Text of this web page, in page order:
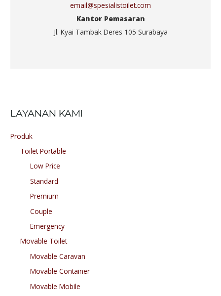
email@spesialistoilet.com
Kantor Pemasaran
Jl. Kyai Tambak Deres 105 Surabaya
LAYANAN KAMI
Produk
Toilet Portable
Low Price
Standard
Premium
Couple
Emergency
Movable Toilet
Movable Caravan
Movable Container
Movable Mobile